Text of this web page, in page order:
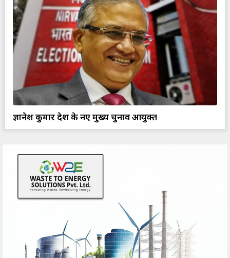
ज्ञानेश कुमार देश के नए मुख्य चुनाव आयुक्त